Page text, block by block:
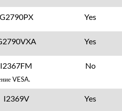
G2790PX Yes
Yes
I2367FM No
VESA.
I2369V Yes